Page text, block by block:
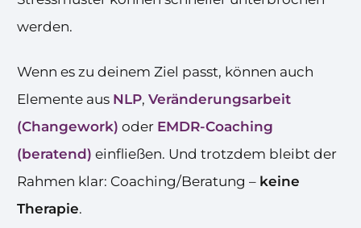
werden.
Wenn es zu deinem Ziel passt, können auch
Elemente aus NLP, Veränderungsarbeit
(Changework) oder EMDR-Coaching
(beratend) einfließen. Und trotzdem bleibt der
Rahmen klar: Coaching/Beratung – keine
Therapie.